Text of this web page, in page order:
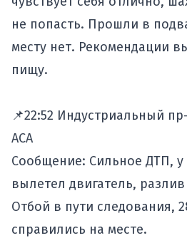
не попасть. Прошли в
месту нет. Рекомендации
пищу.
📌22:52 Индустриальный
АСА
Сообщение: Сильное ДТП,
вылетел двигатель,
Отбой в пути следования,
справились на месте.